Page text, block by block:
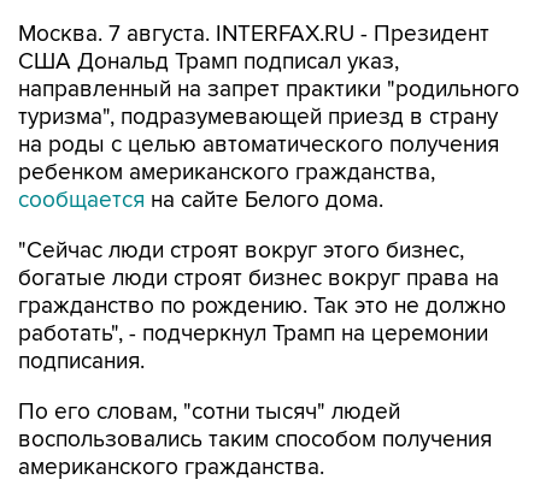
Москва. 7 августа. INTERFAX.RU - Президент
США Дональд Трамп подписал указ,
направленный на запрет практики "родильного
туризма", подразумевающей приезд в страну
на роды с целью автоматического получения
ребенком американского гражданства,
сообщается на сайте Белого дома.
"Сейчас люди строят вокруг этого бизнес,
богатые люди строят бизнес вокруг права на
гражданство по рождению. Так это не должно
работать", - подчеркнул Трамп на церемонии
подписания.
По его словам, "сотни тысяч" людей
воспользовались таким способом получения
американского гражданства.